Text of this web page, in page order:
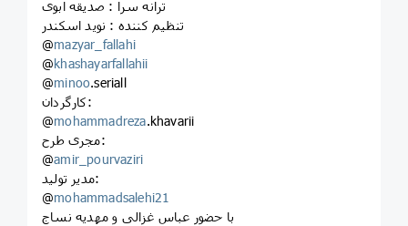
ترانه سرا : صدیقه ابوی
تنظیم کننده : نوید اسکندر
@mazyar_fallahi
@khashayarfallahii
@minoo.seriall
کارگردان:
@mohammadreza.khavarii
مجری طرح:
@amir_pourvaziri
مدیر تولید:
@mohammadsalehi21
با حضور عباس غزالی و مهدیه نساج